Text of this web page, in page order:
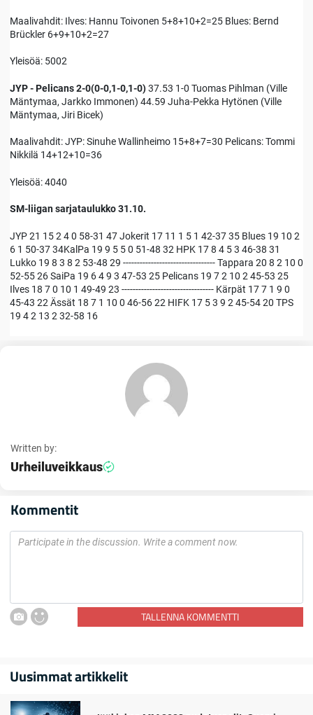
Maalivahdit: Ilves: Hannu Toivonen 5+8+10+2=25 Blues: Bernd
Brückler 6+9+10+2=27
Yleisöä: 5002
JYP - Pelicans 2-0(0-0,1-0,1-0)37.53 1-0 Tuomas Pihlman (Ville
Mäntymaa, Jarkko Immonen) 44.59 Juha-Pekka Hytönen (Ville
Mäntymaa, Jiri Bicek)
Maalivahdit: JYP: Sinuhe Wallinheimo 15+8+7=30 Pelicans: Tommi
Nikkilä 14+12+10=36
Yleisöä: 4040
SM-liigan sarjataulukko 31.10.
JYP 21 15 2 4 0 58-31 47 Jokerit 17 11 1 5 1 42-37 35 Blues 19 10 2
6 1 50-37 34KalPa 19 9 5 5 0 51-48 32 HPK 17 8 4 5 3 46-38 31
Lukko 19 8 3 8 2 53-48 29 --------------------------------- Tappara 20 8 2 10 0
52-55 26 SaiPa 19 6 4 9 3 47-53 25 Pelicans 19 7 2 10 2 45-53 25
Ilves 18 7 0 10 1 49-49 23 --------------------------------- Kärpät 17 7 1 9 0
45-43 22 Ässät 18 7 1 10 0 46-56 22 HIFK 17 5 3 9 2 45-54 20 TPS
19 4 2 13 2 32-58 16
Written by:
Urheiluveikkaus
Kommentit
TALLENNA KOMMENTTI
Uusimmat artikkelit